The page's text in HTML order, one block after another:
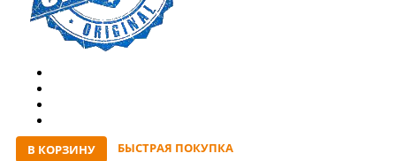
В КОРЗИНУ
БЫСТРАЯ ПОКУПКА